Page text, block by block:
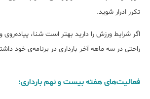
تکرر ادرار شوید.
اگر شرایط ورزش را دارید بهتر است شنا، پیاده‌روی
راحتی در سه ماهه آخر بارداری در برنامه‌ی خود
فعالیت‌های هفته بیست و نهم بارداری: